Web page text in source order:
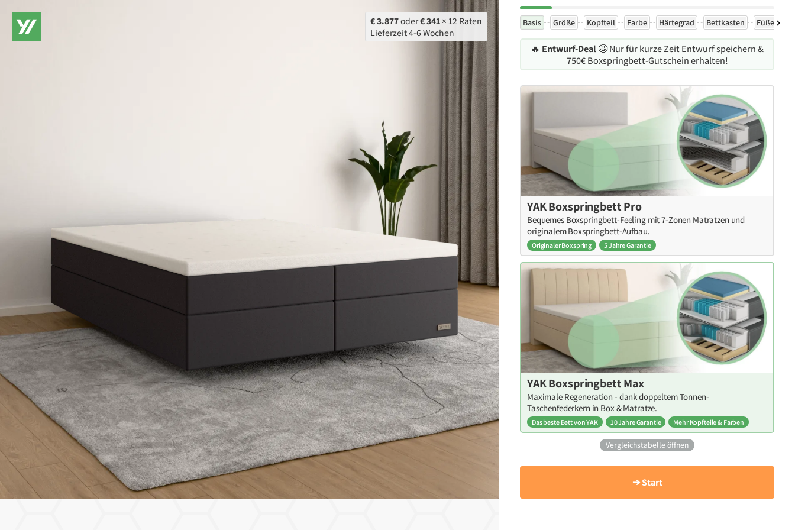
€ 3.877oder€ 341 × 12 Raten
Lieferzeit 4-6 Wochen
Basis Größe Kopfteil Farbe Härtegrad Bettkasten Füße
🔥 Entwurf-Deal🤩 Nur für kurze Zeit Entwurf speichern &
750€ Boxspringbett-Gutschein erhalten!
YAK Boxspringbett Pro
Bequemes Boxspringbett-Feeling mit 7-Zonen Matratzen und
originalem Boxspringbett-Aufbau.
Originaler Boxspring 5 Jahre Garantie
YAK Boxspringbett Max
Maximale Regeneration - dank doppeltem Tonnen-
Taschenfederkern in Box & Matratze.
Das beste Bett von YAK 10 Jahre Garantie Mehr Kopfteile & Farben
Vergleichstabelle öffnen
➔ Start